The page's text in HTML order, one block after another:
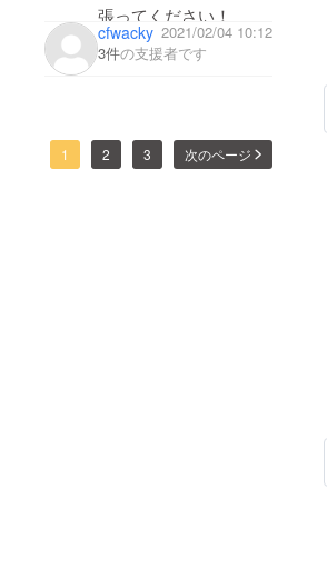
ないので有難いです。
張ってください！
cfwacky 2021/02/04 10:12
3件の支援者です
1 2 3 次のページ